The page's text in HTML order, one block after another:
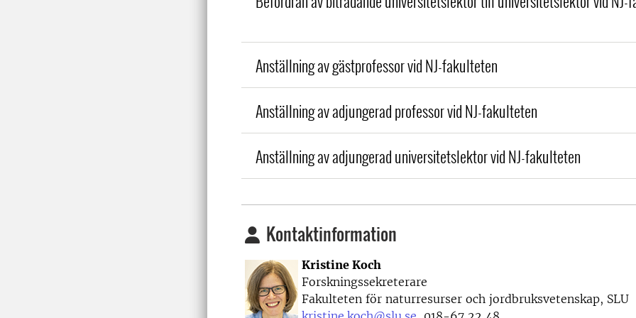
Anställning av gästprofessor vid NJ-fakulteten
Anställning av adjungerad professor vid NJ-fakulteten
Anställning av adjungerad universitetslektor vid NJ-fakulteten
Kontaktinformation
Kristine Koch
Forskningssekreterare
Fakulteten för naturresurser och jordbruksvetenskap, SLU